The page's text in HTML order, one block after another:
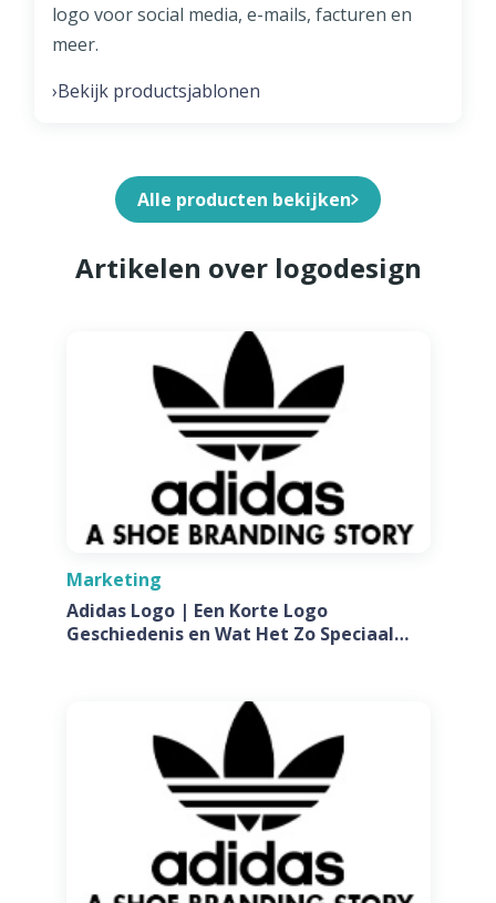
logo voor social media, e-mails, facturen en
meer.
›Bekijk productsjablonen
Alle producten bekijken
Artikelen over logodesign
Marketing
Adidas Logo | Een Korte Logo
Geschiedenis en Wat Het Zo Speciaal